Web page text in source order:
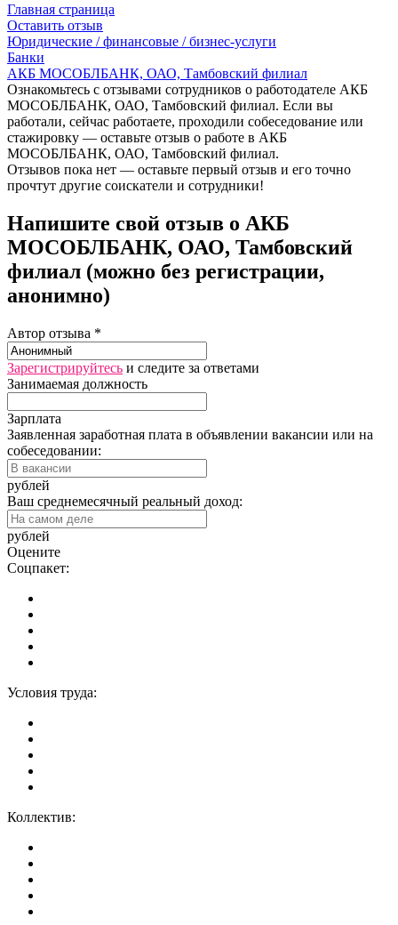
Главная страница
Оставить отзыв
Юридические / финансовые / бизнес-услуги
Банки
АКБ МОСОБЛБАНК, ОАО, Тамбовский филиал
Ознакомьтесь с отзывами сотрудников о работодателе АКБ
МОСОБЛБАНК, ОАО, Тамбовский филиал. Если вы
работали, сейчас работаете, проходили собеседование или
стажировку — оставьте отзыв о работе в АКБ
МОСОБЛБАНК, ОАО, Тамбовский филиал.
Отзывов пока нет — оставьте первый отзыв и его точно
прочтут другие соискатели и сотрудники!
Напишите свой отзыв о АКБ
МОСОБЛБАНК, ОАО, Тамбовский
филиал (можно без регистрации,
анонимно)
Автор отзыва *
Зарегистрируйтесь и следите за ответами
Занимаемая должность
Зарплата
Заявленная заработная плата в объявлении вакансии или на
собеседовании:
рублей
Ваш среднемесячный реальный доход:
рублей
Оцените
Соцпакет:
Условия труда:
Коллектив: